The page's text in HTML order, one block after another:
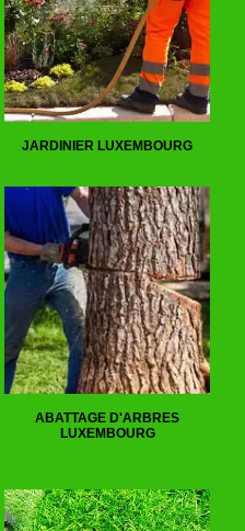
JARDINIER LUXEMBOURG
ABATTAGE D'ARBRES
LUXEMBOURG